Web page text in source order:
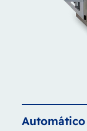
Automático